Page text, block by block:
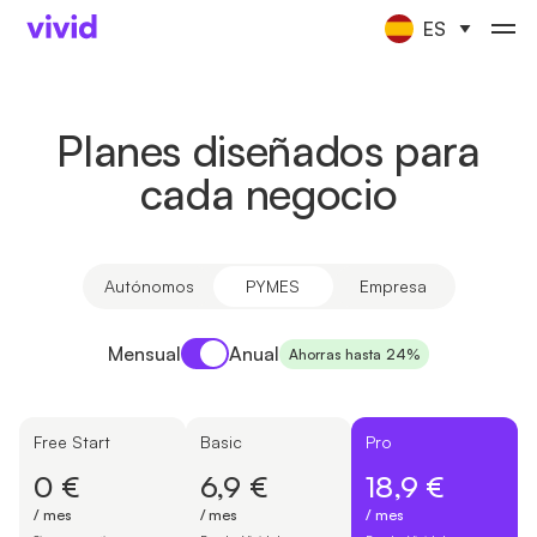
ES
Planes diseñados para
cada negocio
Autónomos PYMES Empresa
MensualPayment period
Anual Ahorras hasta 24%
Free Start
0 €
/ mes
Basic
6,9 €
/ mes
Pro
18,9 €
/ mes